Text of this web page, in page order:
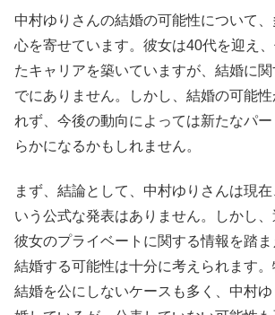
中村ゆりさんの結婚の可能性について
心を寄せています。彼女は40代を迎え
たキャリアを築いていますが、結婚に
でにありません。しかし、結婚の可能
れず、今後の動向によっては新たなパ
らかになるかもしれません。
まず、結論として、中村ゆりさんは現
いう公式な発表はありません。しかし
彼女のプライベートに関する情報を踏
結婚する可能性は十分に考えられます
結婚を公にしないケースも多く、中村